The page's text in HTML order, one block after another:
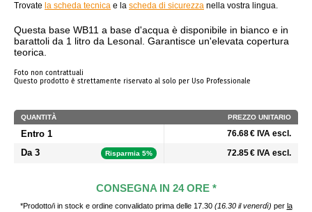
Trovate la scheda tecnica e la scheda di sicurezza nella vostra lingua.
Questa base WB11 a base d'acqua è disponibile in bianco e in
barattoli da 1 litro da Lesonal. Garantisce un'elevata copertura
teorica.
Foto non contrattuali
Questo prodotto è strettamente riservato al solo per Uso Professionale
QUANTITÀ PREZZO UNITARIO
Entro 1 76.68 € IVA escl.
Da 3 Risparmia 5% 72.85 € IVA escl.
CONSEGNA IN 24 ORE *
*Prodotto/i in stock e ordine convalidato prima delle 17.30 (16.30 il venerdì) per la